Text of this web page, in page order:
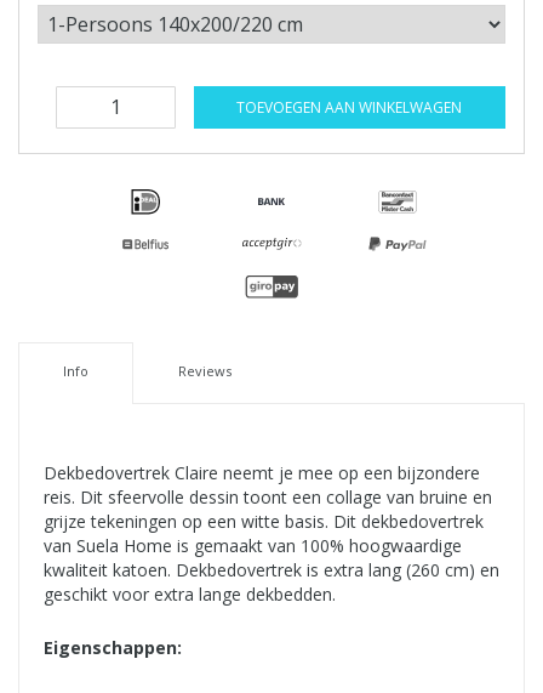
TOEVOEGEN AAN WINKELWAGEN
Info Reviews
Dekbedovertrek Claire neemt je mee op een bijzondere
reis. Dit sfeervolle dessin toont een collage van bruine en
grijze tekeningen op een witte basis. Dit dekbedovertrek
van Suela Home is gemaakt van 100% hoogwaardige
kwaliteit katoen. Dekbedovertrek is extra lang (260 cm) en
geschikt voor extra lange dekbedden.
Eigenschappen: